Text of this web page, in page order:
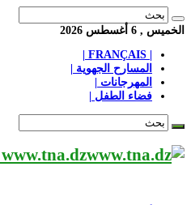
الخميس , 6 أغسطس 2026
المسارح الجهوية |
المهرجانات |
فضاء الطفل |
www.tna.dz المسرح الوطني الجزائري مؤسسة ثقافية عريقة تابعة لوزارة الثقافة-الجزائر، يحمل اسم العميد «محي الدين بشطارزي».